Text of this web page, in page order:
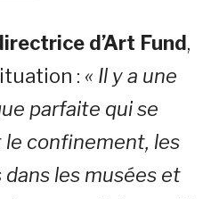
d’Art Fund,
: « Il y a une
parfaite qui se
le confinement, les
dans les musées et